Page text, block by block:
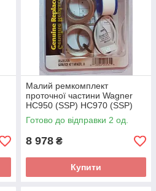
Малий ремкомплект
проточної частини Wagner
HС950 (SSP) НС970 (SSP)
Готово до відправки 2 од.
8 978 ₴
Купити